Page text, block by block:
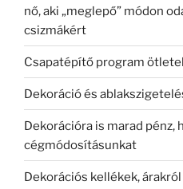
nő, aki „meglepő” módon
csizmákért
Csapatépítő program
Dekoráció és
Dekorációra is marad pénz,
cégmódosításunkat
Dekorációs kellékek,